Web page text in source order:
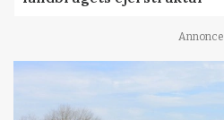
Annonce